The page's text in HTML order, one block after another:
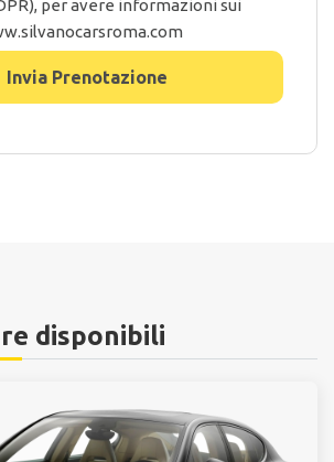
per avere informazioni sui
disponibili